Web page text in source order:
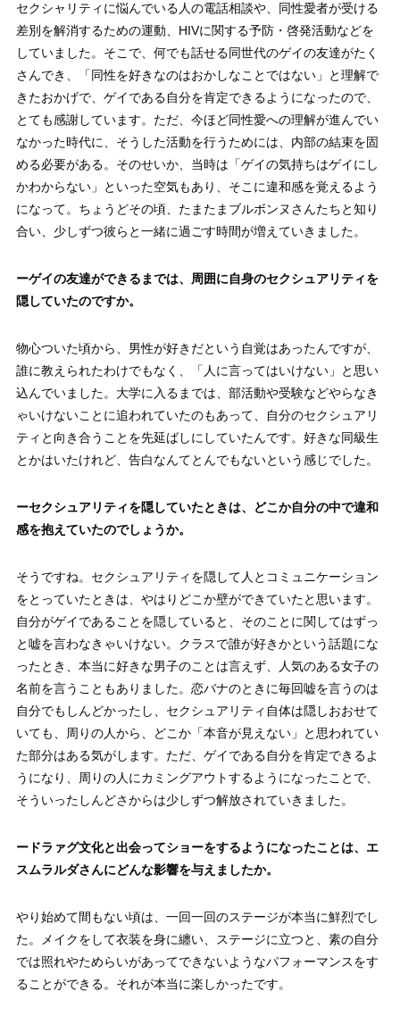
セクシャリティに悩んでいる人の電話相談や、同性愛者が受ける
差別を解消するための運動、HIVに関する予防・啓発活動などを
していました。そこで、何でも話せる同世代のゲイの友達がたく
さんでき、「同性を好きなのはおかしなことではない」と理解で
きたおかげで、ゲイである自分を肯定できるようになったので、
とても感謝しています。ただ、今ほど同性愛への理解が進んでい
なかった時代に、そうした活動を行うためには、内部の結束を固
める必要がある。そのせいか、当時は「ゲイの気持ちはゲイにし
かわからない」といった空気もあり、そこに違和感を覚えるよう
になって。ちょうどその頃、たまたまブルボンヌさんたちと知り
合い、少しずつ彼らと一緒に過ごす時間が増えていきました。
ーゲイの友達ができるまでは、周囲に自身のセクシュアリティを
隠していたのですか。
物心ついた頃から、男性が好きだという自覚はあったんですが、
誰に教えられたわけでもなく、「人に言ってはいけない」と思い
込んでいました。大学に入るまでは、部活動や受験などやらなき
ゃいけないことに追われていたのもあって、自分のセクシュアリ
ティと向き合うことを先延ばしにしていたんです。好きな同級生
とかはいたけれど、告白なんてとんでもないという感じでした。
ーセクシュアリティを隠していたときは、どこか自分の中で違和
感を抱えていたのでしょうか。
そうですね。セクシュアリティを隠して人とコミュニケーション
をとっていたときは、やはりどこか壁ができていたと思います。
自分がゲイであることを隠していると、そのことに関してはずっ
と嘘を言わなきゃいけない。クラスで誰が好きかという話題にな
ったとき、本当に好きな男子のことは言えず、人気のある女子の
名前を言うこともありました。恋バナのときに毎回嘘を言うのは
自分でもしんどかったし、セクシュアリティ自体は隠しおおせて
いても、周りの人から、どこか「本音が見えない」と思われてい
た部分はある気がします。ただ、ゲイである自分を肯定できるよ
うになり、周りの人にカミングアウトするようになったことで、
そういったしんどさからは少しずつ解放されていきました。
ードラァグ文化と出会ってショーをするようになったことは、エ
スムラルダさんにどんな影響を与えましたか。
やり始めて間もない頃は、一回一回のステージが本当に鮮烈でし
た。メイクをして衣装を身に纏い、ステージに立つと、素の自分
では照れやためらいがあってできないようなパフォーマンスをす
ることができる。それが本当に楽しかったです。